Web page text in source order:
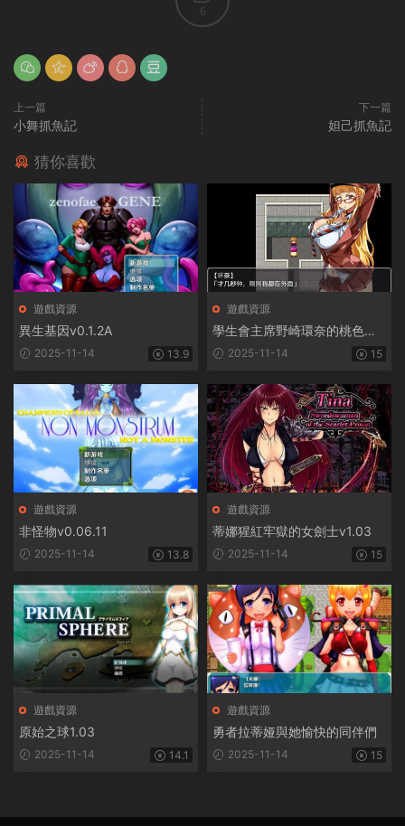
6
上一篇
小舞抓魚記
下一篇
妲己抓魚記
猜你喜歡
遊戲資源
異生基因v0.1.2A
2025-11-14 13.9
遊戲資源
學生會主席野崎環奈的桃色煩
惱 2025-11-14 15
遊戲資源
非怪物v0.06.11
2025-11-14 13.8
遊戲資源
蒂娜猩紅牢獄的女劍士v1.03
2025-11-14 15
遊戲資源
原始之球1.03
2025-11-14 14.1
遊戲資源
勇者拉蒂娅與她愉快的同伴們
2025-11-14 15